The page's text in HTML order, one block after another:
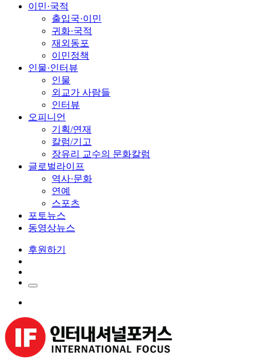
이민·국적
출입국·이민
귀화·국적
재외동포
이민정책
인물·인터뷰
인물
외교가 사람들
인터뷰
오피니언
기획/연재
칼럼/기고
장유리 교수의 문화칼럼
글로벌라이프
역사·문화
연예
스포츠
포토뉴스
동영상뉴스
후원하기